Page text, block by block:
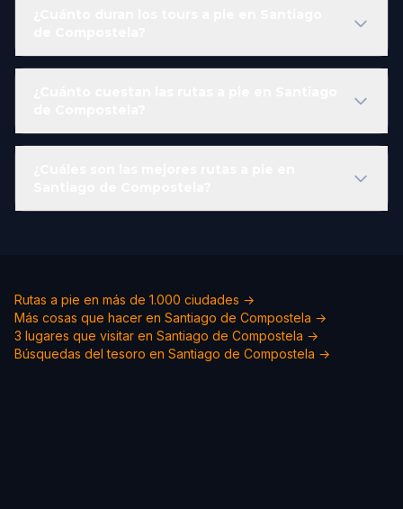
Rutas a pie en más de 1.000 ciudades →
Más cosas que hacer en Santiago de Compostela →
3 lugares que visitar en Santiago de Compostela →
Búsquedas del tesoro en Santiago de Compostela →